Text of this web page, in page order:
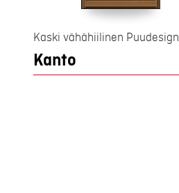
Kaski vähähiilinen Puudesign
Kanto